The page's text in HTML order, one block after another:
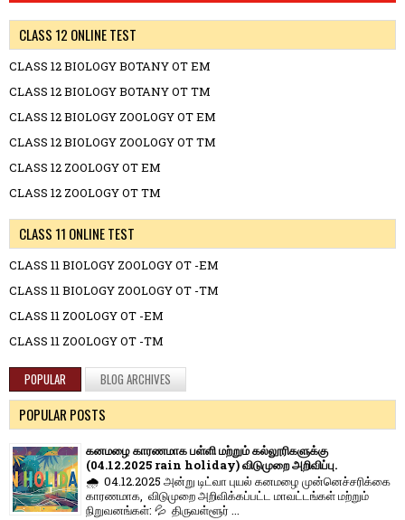
CLASS 12 ONLINE TEST
CLASS 12 BIOLOGY BOTANY OT EM
CLASS 12 BIOLOGY BOTANY OT TM
CLASS 12 BIOLOGY ZOOLOGY OT EM
CLASS 12 BIOLOGY ZOOLOGY OT TM
CLASS 12 ZOOLOGY OT EM
CLASS 12 ZOOLOGY OT TM
CLASS 11 ONLINE TEST
CLASS 11 BIOLOGY ZOOLOGY OT -EM
CLASS 11 BIOLOGY ZOOLOGY OT -TM
CLASS 11 ZOOLOGY OT -EM
CLASS 11 ZOOLOGY OT -TM
POPULAR BLOG ARCHIVES
POPULAR POSTS
கனமழை காரணமாக பள்ளி மற்றும் கல்லூரிகளுக்கு
(04.12.2025 rain holiday) விடுமுறை அறிவிப்பு.
🌧️ 04.12.2025 அன்று டிட்வா புயல் கனமழை முன்னெச்சரிக்கை
காரணமாக, விடுமுறை அறிவிக்கப்பட்ட மாவட்டங்கள் மற்றும்
நிறுவனங்கள்: 💦 திருவள்ளூர் ...